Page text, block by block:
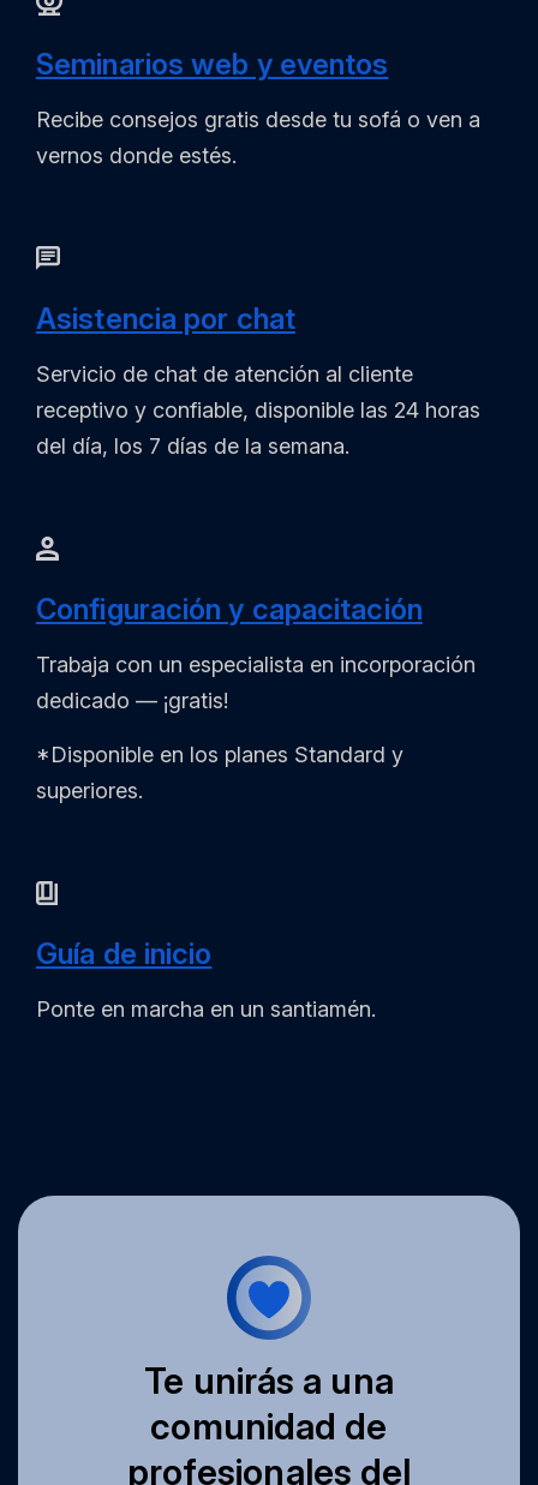
Seminarios web y eventos
Recibe consejos gratis desde tu sofá o ven a
vernos donde estés.
Asistencia por chat
Servicio de chat de atención al cliente
receptivo y confiable, disponible las 24 horas
del día, los 7 días de la semana.
Configuración y capacitación
Trabaja con un especialista en incorporación
dedicado — ¡gratis!
*Disponible en los planes Standard y
superiores.
Guía de inicio
Ponte en marcha en un santiamén.
Te unirás a una
comunidad de
profesionales del